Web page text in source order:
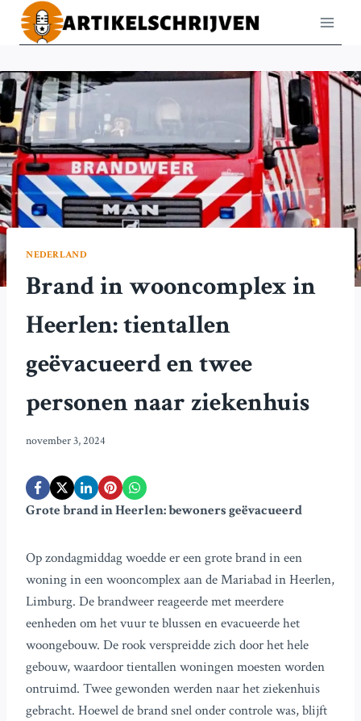
Doorgaan
naar
NEDERLAND
Brand in wooncomplex in
Heerlen: tientallen
geëvacueerd en twee
personen naar ziekenhuis
november 3, 2024
Grote brand in Heerlen: bewoners geëvacueerd
Op zondagmiddag woedde er een grote brand in een
woning in een wooncomplex aan de Mariabad in Heerlen,
Limburg. De brandweer reageerde met meerdere
eenheden om het vuur te blussen en evacueerde het
woongebouw. De rook verspreidde zich door het hele
gebouw, waardoor tientallen woningen moesten worden
ontruimd. Twee gewonden werden naar het ziekenhuis
gebracht. Hoewel de brand snel onder controle was, blijft